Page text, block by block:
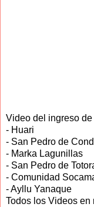
Video del ingreso
- Huari
- San Pedro de
- Marka Lagunillas
- San Pedro de
- Comunidad
- Ayllu Yanaque
Todos los Videos en